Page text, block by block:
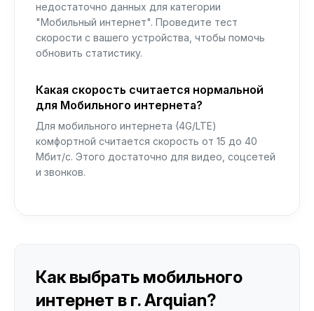
недостаточно данных для категории
"Мобильный интернет". Проведите тест
скорости с вашего устройства, чтобы помочь
обновить статистику.
Какая скорость считается нормальной
для Мобильного интернета?
Для мобильного интернета (4G/LTE)
комфортной считается скорость от 15 до 40
Мбит/с. Этого достаточно для видео, соцсетей
и звонков.
Как выбрать мобильного
интернет в г. Arquian?